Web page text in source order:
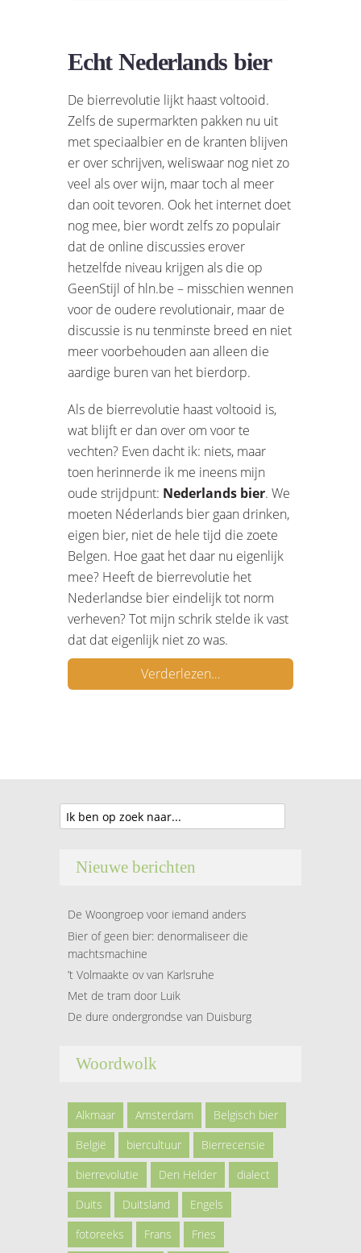
Echt Nederlands bier
De bierrevolutie lijkt haast voltooid.
Zelfs de supermarkten pakken nu uit
met speciaalbier en de kranten blijven
er over schrijven, weliswaar nog niet zo
veel als over wijn, maar toch al meer
dan ooit tevoren. Ook het internet doet
nog mee, bier wordt zelfs zo populair
dat de online discussies erover
hetzelfde niveau krijgen als die op
GeenStijl of hln.be – misschien wennen
voor de oudere revolutionair, maar de
discussie is nu tenminste breed en niet
meer voorbehouden aan alleen die
aardige buren van het bierdorp.
Als de bierrevolutie haast voltooid is,
wat blijft er dan over om voor te
vechten? Even dacht ik: niets, maar
toen herinnerde ik me ineens mijn
oude strijdpunt: Nederlands bier. We
moeten Néderlands bier gaan drinken,
eigen bier, niet de hele tijd die zoete
Belgen. Hoe gaat het daar nu eigenlijk
mee? Heeft de bierrevolutie het
Nederlandse bier eindelijk tot norm
verheven? Tot mijn schrik stelde ik vast
dat dat eigenlijk niet zo was.
Verderlezen…
Nieuwe berichten
De Woongroep voor iemand anders
Bier of geen bier: denormaliseer die
machtsmachine
’t Volmaakte ov van Karlsruhe
Met de tram door Luik
De dure ondergrondse van Duisburg
Woordwolk
Alkmaar Amsterdam
Belgisch bier
België
biercultuur
Bierrecensie
bierrevolutie
Den Helder
dialect
Duits
Duitsland
Engels
fotoreeks
Frans
Fries